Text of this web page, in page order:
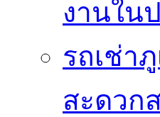
งานใน
รถเช่า
สะดวก